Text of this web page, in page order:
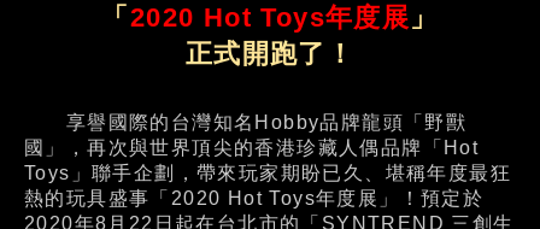
「 2020 Hot Toys年度展 」
正式開跑了！
享譽國際的台灣知名Hobby品牌龍頭「野獸
國」，再次與世界頂尖的香港珍藏人偶品牌「Hot
Toys」聯手企劃，帶來玩家期盼已久、堪稱年度最狂
熱的玩具盛事「2020 Hot Toys年度展」！預定於
2020年8月22日起在台北市的「SYNTREND 三創生